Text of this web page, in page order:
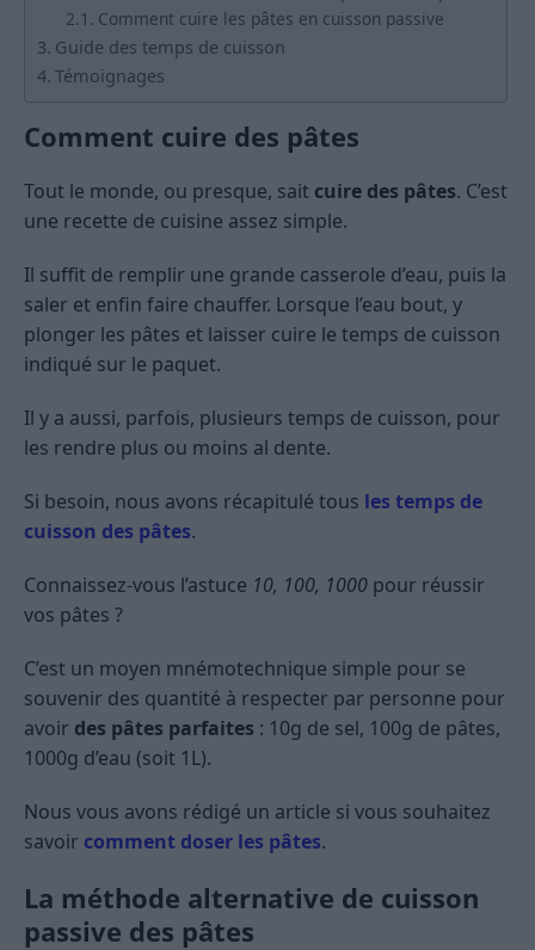
Comment cuire les pâtes en cuisson passive
Guide des temps de cuisson
Témoignages
Comment cuire des pâtes
Tout le monde, ou presque, sait cuire des pâtes. C’est
une recette de cuisine assez simple.
Il suffit de remplir une grande casserole d’eau, puis la
saler et enfin faire chauffer. Lorsque l’eau bout, y
plonger les pâtes et laisser cuire le temps de cuisson
indiqué sur le paquet.
Il y a aussi, parfois, plusieurs temps de cuisson, pour
les rendre plus ou moins al dente.
Si besoin, nous avons récapitulé tous les temps de
cuisson des pâtes.
Connaissez-vous l’astuce 10, 100, 1000 pour réussir
vos pâtes ?
C’est un moyen mnémotechnique simple pour se
souvenir des quantité à respecter par personne pour
avoir des pâtes parfaites : 10g de sel, 100g de pâtes,
1000g d’eau (soit 1L).
Nous vous avons rédigé un article si vous souhaitez
savoir comment doser les pâtes.
La méthode alternative de cuisson
passive des pâtes